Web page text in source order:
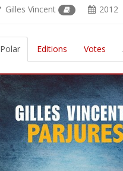
Gilles Vincent 2012
Polar Editions Votes